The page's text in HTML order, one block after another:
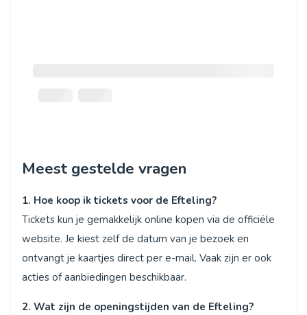
Meest gestelde vragen
1. Hoe koop ik tickets voor de Efteling?
Tickets kun je gemakkelijk online kopen via de officiële
website. Je kiest zelf de datum van je bezoek en
ontvangt je kaartjes direct per e-mail. Vaak zijn er ook
acties of aanbiedingen beschikbaar.
2. Wat zijn de openingstijden van de Efteling?